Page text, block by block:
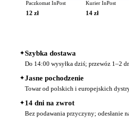
Paczkomat InPost
12 zł
Kurier InPost
14 zł
✦Szybka dostawa
Do 14:00 wysyłka dziś; przewóz 1–2
✦Jasne pochodzenie
Towar od polskich i europejskich
✦14 dni na zwrot
Bez podawania przyczyny; odesłanie